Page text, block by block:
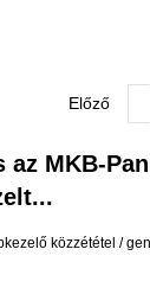
az MKB-
közzététel